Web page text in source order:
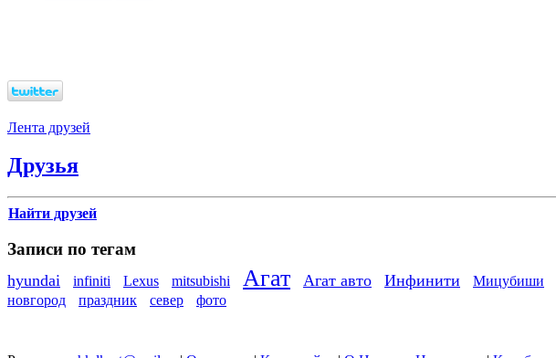
Лента друзей
Друзья
Найти друзей
Записи по тегам
hyundai infiniti Lexus mitsubishi Агат Агат авто Инфинити Мицубиши
новгород
праздник север фото